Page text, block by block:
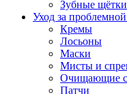
Зубные
Уход за
Кремы
Лосьоны
Маски
Мисты и
Очищающие
Патчи